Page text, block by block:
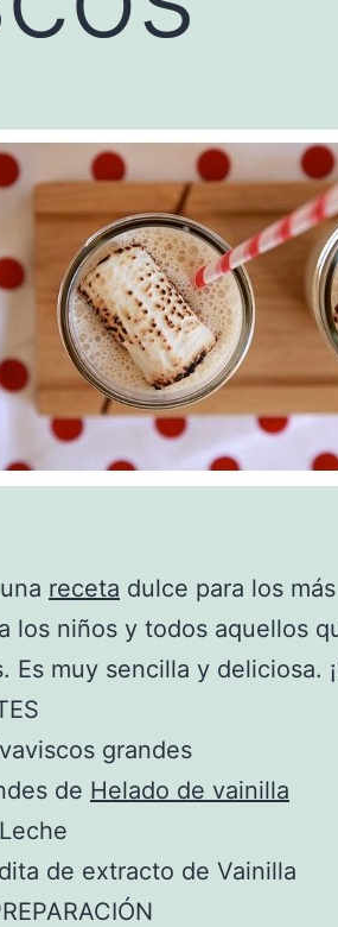
receta dulce para los
los niños y todos aquellos
Es muy sencilla y deliciosa.
grandes
de Helado de vainilla
de extracto de Vainilla